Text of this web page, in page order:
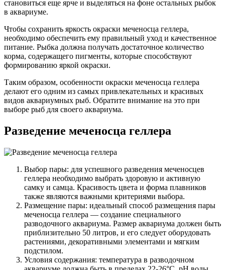
становиться еще ярче и выделяться на фоне остальных рыбок
в аквариуме.
Чтобы сохранить яркость окраски меченосца геллера,
необходимо обеспечить ему правильный уход и качественное
питание. Рыбка должна получать достаточное количество
корма, содержащего пигменты, которые способствуют
формированию яркой окраски.
Таким образом, особенности окраски меченосца геллера
делают его одним из самых привлекательных и красивых
видов аквариумных рыб. Обратите внимание на это при
выборе рыб для своего аквариума.
Разведение меченосца геллера
Выбор пары: для успешного разведения меченосцев
геллера необходимо выбрать здоровую и активную
самку и самца. Красивость цвета и форма плавников
также являются важными критериями выбора.
Размещение пары: идеальный способ размещения пары
меченосца геллера — создание специального
разводочного аквариума. Размер аквариума должен быть
приблизительно 50 литров, и его следует оборудовать
растениями, декоративными элементами и мягким
подстилом.
Условия содержания: температура в разводочном